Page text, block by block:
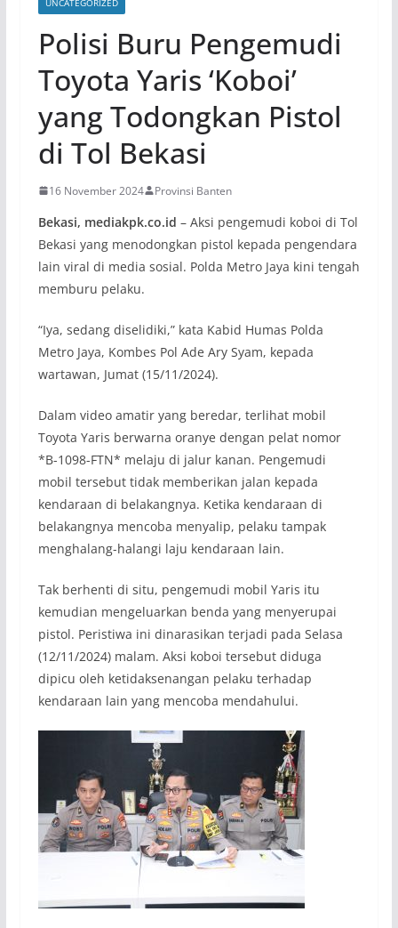
UNCATEGORIZED
Polisi Buru Pengemudi
Toyota Yaris ‘Koboi’
yang Todongkan Pistol
di Tol Bekasi
16 November 2024 Provinsi Banten
Bekasi, mediakpk.co.id – Aksi pengemudi koboi di Tol
Bekasi yang menodongkan pistol kepada pengendara
lain viral di media sosial. Polda Metro Jaya kini tengah
memburu pelaku.
“Iya, sedang diselidiki,” kata Kabid Humas Polda
Metro Jaya, Kombes Pol Ade Ary Syam, kepada
wartawan, Jumat (15/11/2024).
Dalam video amatir yang beredar, terlihat mobil
Toyota Yaris berwarna oranye dengan pelat nomor
*B-1098-FTN* melaju di jalur kanan. Pengemudi
mobil tersebut tidak memberikan jalan kepada
kendaraan di belakangnya. Ketika kendaraan di
belakangnya mencoba menyalip, pelaku tampak
menghalang-halangi laju kendaraan lain.
Tak berhenti di situ, pengemudi mobil Yaris itu
kemudian mengeluarkan benda yang menyerupai
pistol. Peristiwa ini dinarasikan terjadi pada Selasa
(12/11/2024) malam. Aksi koboi tersebut diduga
dipicu oleh ketidaksenangan pelaku terhadap
kendaraan lain yang mencoba mendahului.